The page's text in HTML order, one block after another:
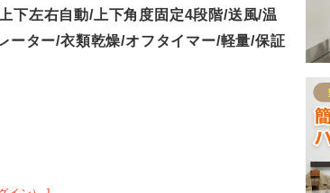
下左右自動/上下角度固定4段階/送風/温
ーター/衣類乾燥/オフタイマー/軽量/保証